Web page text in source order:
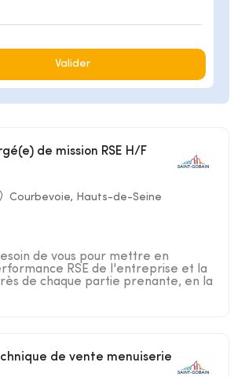
Valider
de mission RSE H/F
Courbevoie, Hauts-de-Seine
de vous pour mettre en
RSE de l'entreprise et la
de chaque partie prenante, en la